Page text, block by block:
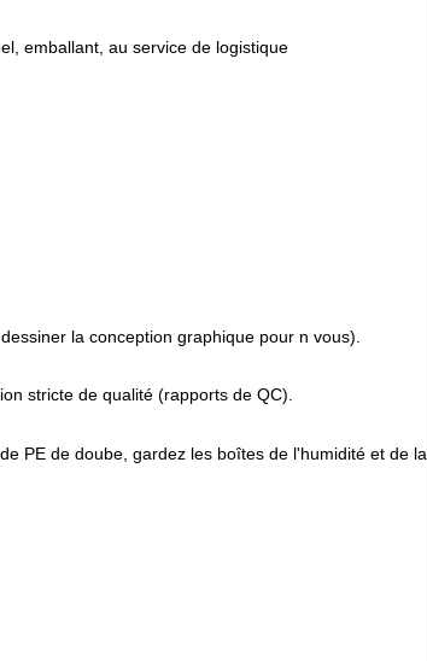
emballant, au service de logistique
la conception graphique pour n vous).
stricte de qualité (rapports de QC).
PE de doube, gardez les boîtes de l'humidité et de la